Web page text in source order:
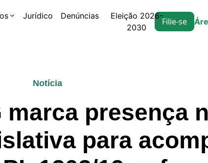
Jurídico Denúncias
Eleição 2026-
2030
Filie-se
Notícia
marca presença
para